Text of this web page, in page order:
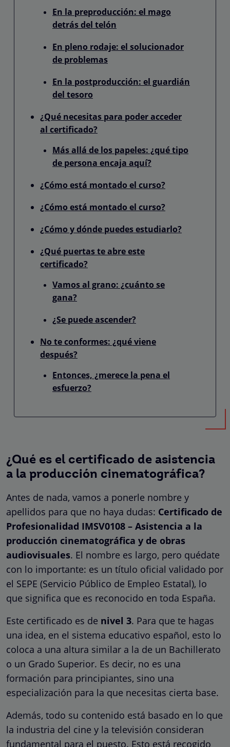
En la preproducción: el mago
detrás del telón
En pleno rodaje: el solucionador
de problemas
En la postproducción: el guardián
del tesoro
¿Qué necesitas para poder acceder
al certificado?
Más allá de los papeles: ¿qué tipo
de persona encaja aquí?
¿Cómo está montado el curso?
¿Cómo está montado el curso?
¿Cómo y dónde puedes estudiarlo?
¿Qué puertas te abre este
certificado?
Vamos al grano: ¿cuánto se
gana?
¿Se puede ascender?
No te conformes: ¿qué viene
después?
Entonces, ¿merece la pena el
esfuerzo?
¿Qué es el certificado de asistencia
a la producción cinematográfica?
Antes de nada, vamos a ponerle nombre y
apellidos para que no haya dudas: Certificado de
Profesionalidad IMSV0108 – Asistencia a la
producción cinematográfica y de obras
audiovisuales. El nombre es largo, pero quédate
con lo importante: es un título oficial validado por
el SEPE (Servicio Público de Empleo Estatal), lo
que significa que es reconocido en toda España.
Este certificado es de nivel 3. Para que te hagas
una idea, en el sistema educativo español, esto lo
coloca a una altura similar a la de un Bachillerato
o un Grado Superior. Es decir, no es una
formación para principiantes, sino una
especialización para la que necesitas cierta base.
Además, todo su contenido está basado en lo que
la industria del cine y la televisión consideran
fundamental para el puesto. Esto está recogido